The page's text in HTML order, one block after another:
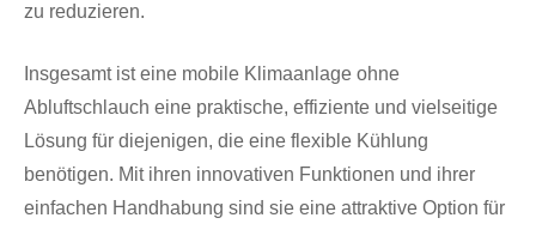
zu reduzieren.
Insgesamt ist eine mobile Klimaanlage ohne
Abluftschlauch eine praktische, effiziente und vielseitige
Lösung für diejenigen, die eine flexible Kühlung
benötigen. Mit ihren innovativen Funktionen und ihrer
einfachen Handhabung sind sie eine attraktive Option für